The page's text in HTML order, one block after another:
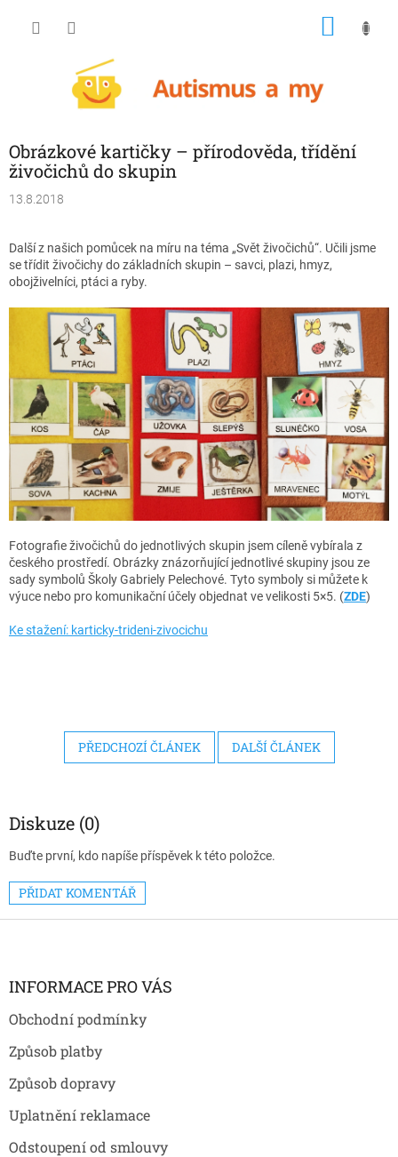
Obrázkové kartičky – přírodověda, třídění
živočichů do skupin
13.8.2018
Další z našich pomůcek na míru na téma „Svět živočichů“. Učili jsme
se třídit živočichy do základních skupin – savci, plazi, hmyz,
obojživelníci, ptáci a ryby.
Fotografie živočichů do jednotlivých skupin jsem cíleně vybírala z
českého prostředí. Obrázky znázorňující jednotlivé skupiny jsou ze
sady symbolů Školy Gabriely Pelechové. Tyto symboly si můžete k
výuce nebo pro komunikační účely objednat ve velikosti 5×5. (ZDE)
Ke stažení: karticky-trideni-zivocichu
PŘEDCHOZÍ ČLÁNEK DALŠÍ ČLÁNEK
Diskuze (0)
Buďte první, kdo napíše příspěvek k této položce.
PŘIDAT KOMENTÁŘ
Z
INFORMACE PRO VÁS
Obchodní podmínky
Způsob platby
Způsob dopravy
Uplatnění reklamace
Odstoupení od smlouvy